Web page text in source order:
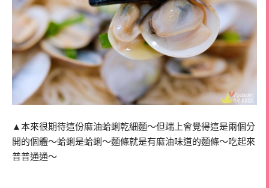
▲本來很期待這份麻油蛤蜊乾細麵～但端上會覺得這是兩個分
開的個體～蛤蜊是蛤蜊～麵條就是有麻油味道的麵條～吃起來
普普通通～